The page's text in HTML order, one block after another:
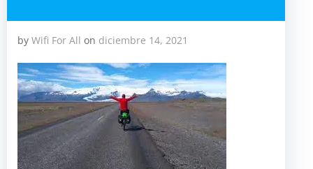
by Wifi For All on diciembre 14, 2021